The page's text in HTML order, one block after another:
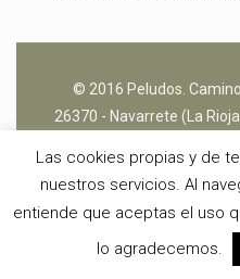
© 2016 Peludos.
26370 - Navarrete (La
Las cookies propias y de
nuestros servicios. Al
entiende que aceptas el uso
lo agradecemos.